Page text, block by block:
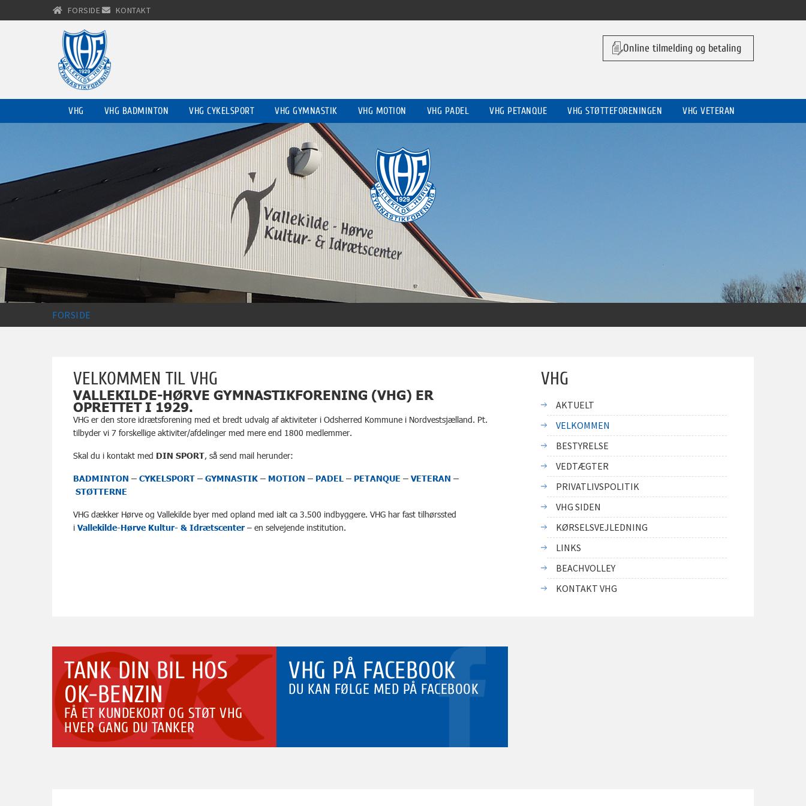
FORSIDE KONTAKT
Online tilmelding og betaling
VHG VHG BADMINTON VHG CYKELSPORT VHG GYMNASTIK VHG MOTION VHG PADEL VHG PETANQUE VHG STØTTEFORENINGEN VHG VETERAN
FORSIDE
VELKOMMEN TIL VHG
VALLEKILDE-HØRVE GYMNASTIKFORENING (VHG) ER
OPRETTET I 1929.
VHG er den store idrætsforening med et bredt udvalg af aktiviteter i Odsherred Kommune i Nordvestsjælland. Pt.
tilbyder vi 7 forskellige aktiviter/afdelinger med mere end 1800 medlemmer.
Skal du i kontakt med DIN SPORT, så send mail herunder:
BADMINTON – CYKELSPORT – GYMNASTIK – MOTION – PADEL – PETANQUE – VETERAN –
STØTTERNE
VHG dækker Hørve og Vallekilde byer med opland med ialt ca 3.500 indbyggere. VHG har fast tilhørssted
i Vallekilde-Hørve Kultur- & Idrætscenter – en selvejende institution.
VHG
AKTUELT
VELKOMMEN
BESTYRELSE
VEDTÆGTER
PRIVATLIVSPOLITIK
VHG SIDEN
KØRSELSVEJLEDNING
LINKS
BEACHVOLLEY
KONTAKT VHG
TANK DIN BIL HOS
OK-BENZIN
FÅ ET KUNDEKORT OG STØT VHG
HVER GANG DU TANKER
VHG PÅ FACEBOOK
DU KAN FØLGE MED PÅ FACEBOOK